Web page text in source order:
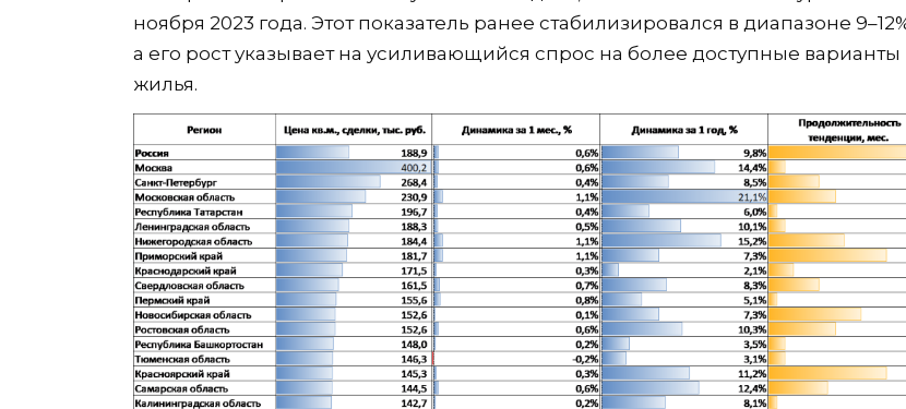
ноября 2023 года. Этот показатель ранее стабилизировался в диапазоне
а его рост указывает на усиливающийся спрос на более доступные варианты
жилья.